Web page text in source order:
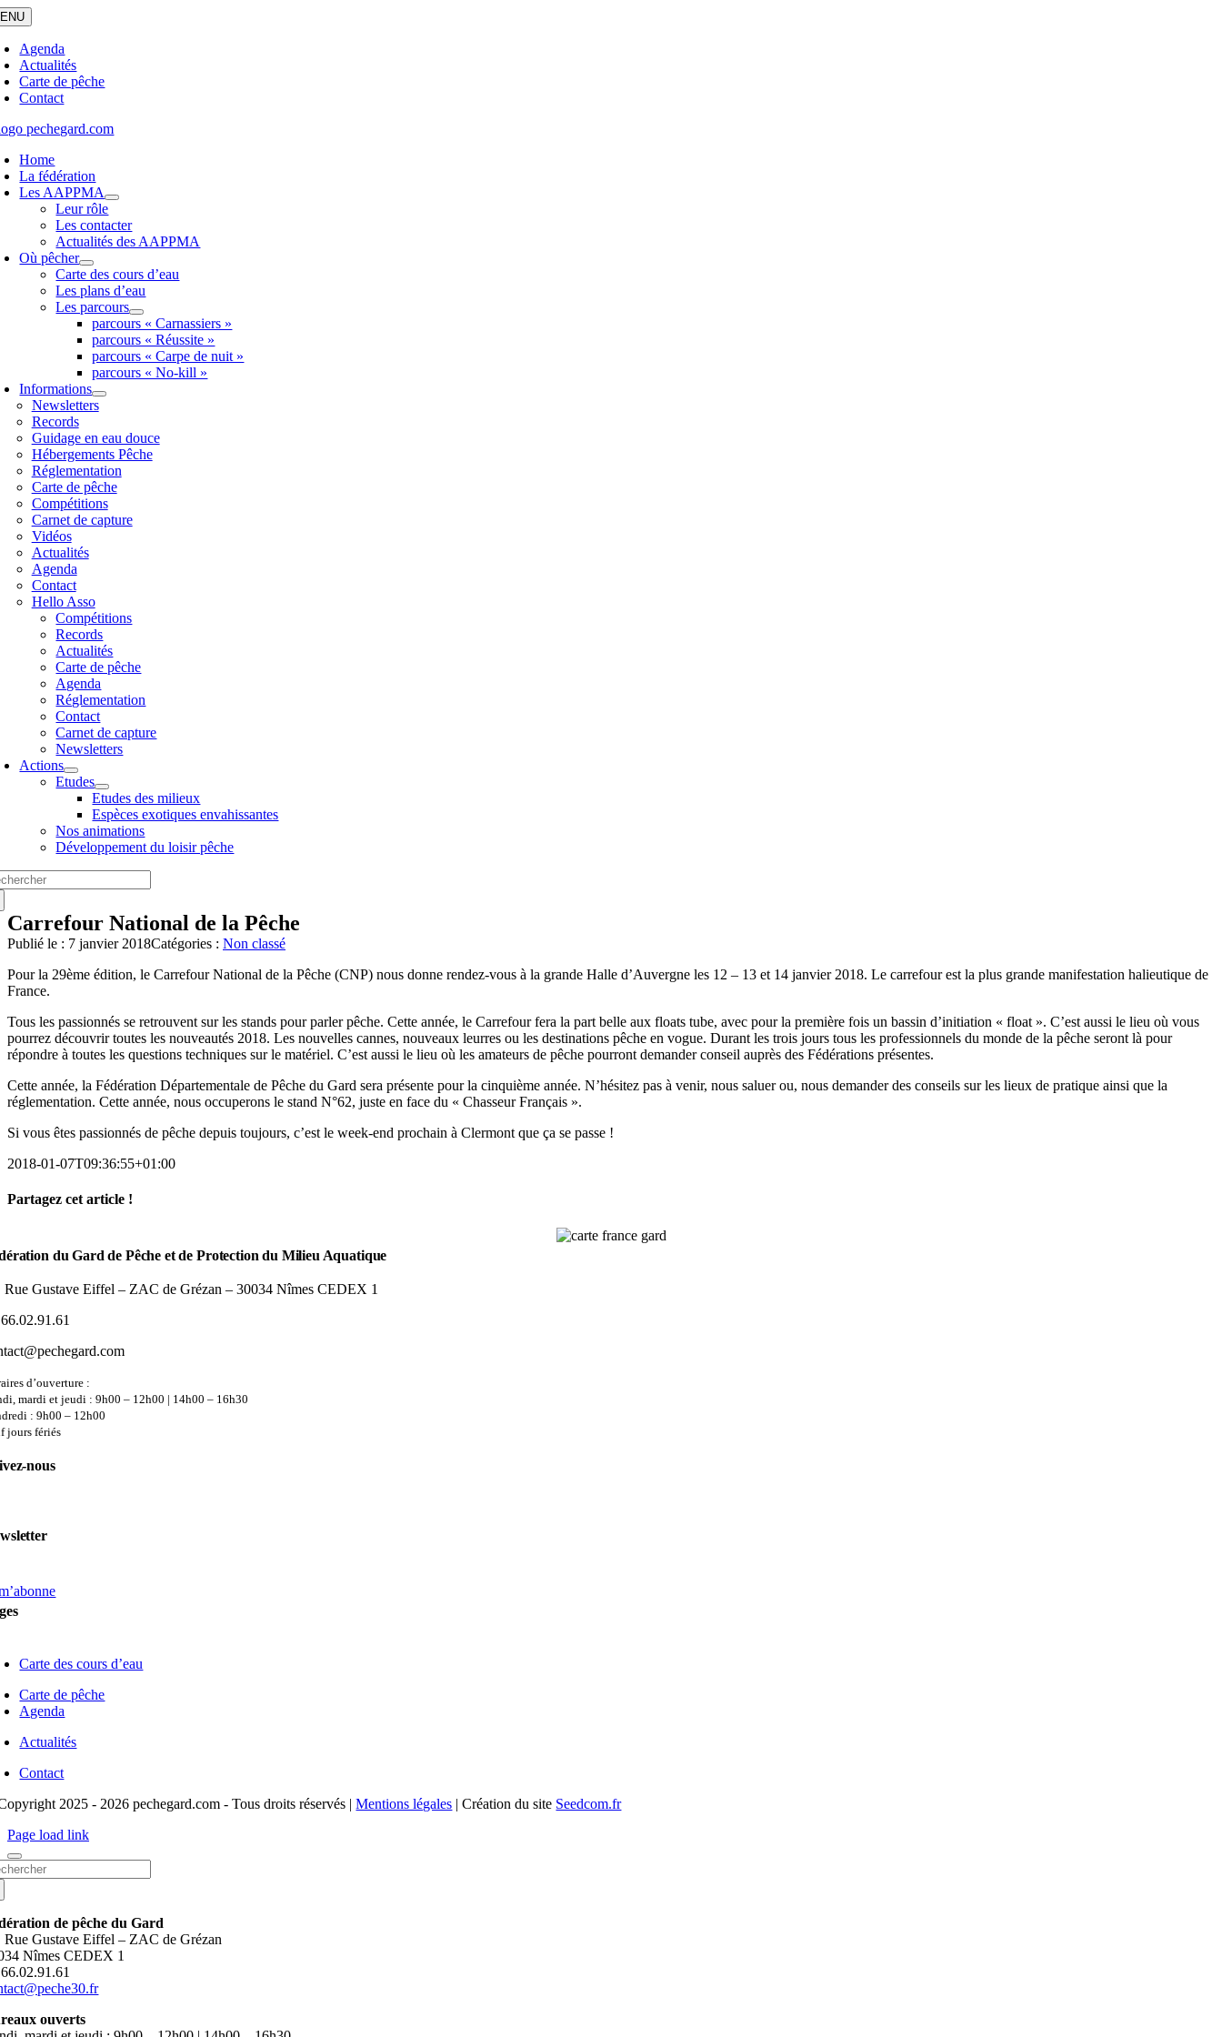
Passer
au
contenu
Agenda
Actualités
Carte de pêche
Contact
Home
La fédération
Les AAPPMA
Leur rôle
Les contacter
Actualités des AAPPMA
Où pêcher
Carte des cours d’eau
Les plans d’eau
Les parcours
parcours « Carnassiers »
parcours « Réussite »
parcours « Carpe de nuit »
parcours « No-kill »
Informations
Newsletters
Records
Guidage en eau douce
Hébergements Pêche
Réglementation
Carte de pêche
Compétitions
Carnet de capture
Vidéos
Actualités
Agenda
Contact
Hello Asso
Compétitions
Records
Actualités
Carte de pêche
Agenda
Réglementation
Contact
Carnet de capture
Newsletters
Actions
Etudes
Etudes des milieux
Espèces exotiques envahissantes
Nos animations
Développement du loisir pêche
Carrefour National de la Pêche
Publié le : 7 janvier 2018Catégories : Non classé
Pour la 29ème édition, le Carrefour National de la Pêche (CNP) nous donne rendez-vous à la grande Halle d’Auvergne les 12 – 13 et 14 janvier 2018. Le carrefour est la plus grande manifestation halieutique de
France.
Tous les passionnés se retrouvent sur les stands pour parler pêche. Cette année, le Carrefour fera la part belle aux floats tube, avec pour la première fois un bassin d’initiation « float ». C’est aussi le lieu où vous
pourrez découvrir toutes les nouveautés 2018. Les nouvelles cannes, nouveaux leurres ou les destinations pêche en vogue. Durant les trois jours tous les professionnels du monde de la pêche seront là pour
répondre à toutes les questions techniques sur le matériel. C’est aussi le lieu où les amateurs de pêche pourront demander conseil auprès des Fédérations présentes.
Cette année, la Fédération Départementale de Pêche du Gard sera présente pour la cinquième année. N’hésitez pas à venir, nous saluer ou, nous demander des conseils sur les lieux de pratique ainsi que la
réglementation. Cette année, nous occuperons le stand N°62, juste en face du « Chasseur Français ».
Si vous êtes passionnés de pêche depuis toujours, c’est le week-end prochain à Clermont que ça se passe !
2018-01-07T09:36:55+01:00
Partagez cet article !
du Gard de Pêche et de Protection du Milieu Aquatique
Rue Gustave Eiffel – ZAC de Grézan – 30034 Nîmes CEDEX 1
d’ouverture :
mardi et jeudi : 9h00 – 12h00 | 14h00 – 16h30
: 9h00 – 12h00
jours fériés
nous
Carte des cours d’eau
Carte de pêche
Agenda
Actualités
Contact
2025 - 2026 pechegard.com - Tous droits réservés |Mentions légales | Création du site Seedcom.fr
Page load link
de pêche du Gard
Rue Gustave Eiffel – ZAC de Grézan
Nîmes CEDEX 1
ouverts